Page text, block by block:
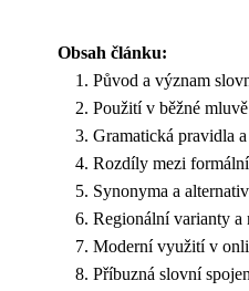
Obsah článku:
Původ a význam
Použití v běžné mluvě
Gramatická pravidla
Rozdíly mezi
Synonyma a
Regionální varianty a
Moderní využití v
Příbuzná slovní